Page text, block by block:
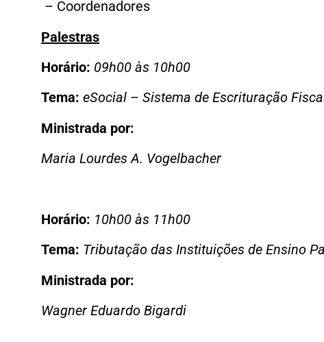
– Coordenadores
Palestras
Horário: 09h00 às 10h00
Tema: eSocial – Sistema de Escrituração
Ministrada por:
Maria Lourdes A. Vogelbacher
Horário: 10h00 às 11h00
Tema: Tributação das Instituições de Ensino
Ministrada por:
Wagner Eduardo Bigardi